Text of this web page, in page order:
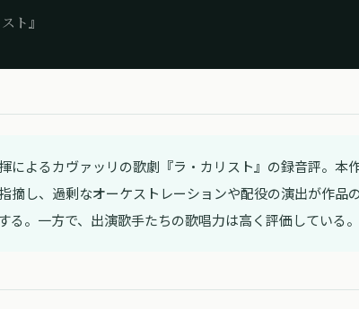
ト』
によるカヴァッリの歌劇『ラ・カリスト』の録音評。本
摘し、過剰なオーケストレーションや配役の演出が作品
る。一方で、出演歌手たちの歌唱力は高く評価している。